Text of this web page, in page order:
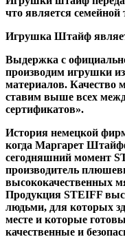
что является семейной
Игрушка Штайф
Выдержка с
производим игрушки
материалов. Качество
ставим выше всех
сертификатов».
История немецкой
когда Маргарет
сегодняшний момент
производитель
высококачественных
Продукция STEIFF
людьми, для которых
месте и которые
качественные и